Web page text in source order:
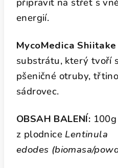
energií.
MycoMedica Shiitake
substrátu, který tvoří
pšeničné otruby,
sádrovec.
OBSAH BALENÍ:
z plodnice Lentinula
edodes (biomasa/